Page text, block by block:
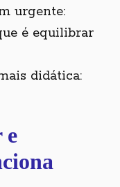
urgente:
é equilibrar
didática:
e